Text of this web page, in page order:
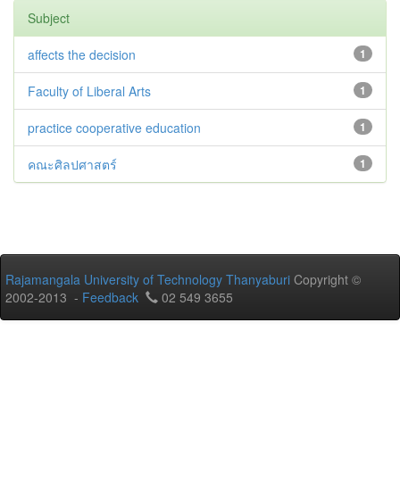
Subject
1
affects the decision
1
Faculty of Liberal Arts
1
practice cooperative education
1
คณะศิลปศาสตร์
Rajamangala University of Technology Thanyaburi Copyright ©
2002-2013 - Feedback 02 549 3655